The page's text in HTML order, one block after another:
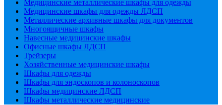
Медицинские металлические шкафы для одежды
Медицинские шкафы для одежды ЛДСП
Металлические архивные шкафы для документов
Многоящичные шкафы
Навесные медицинские шкафы
Офисные шкафы ЛДСП
Трейзеры
Хозяйственные медицинские шкафы
Шкафы для одежды
Шкафы для эндоскопов и колоноскопов
Шкафы медицинские ЛДСП
Шкафы металлические медицинские